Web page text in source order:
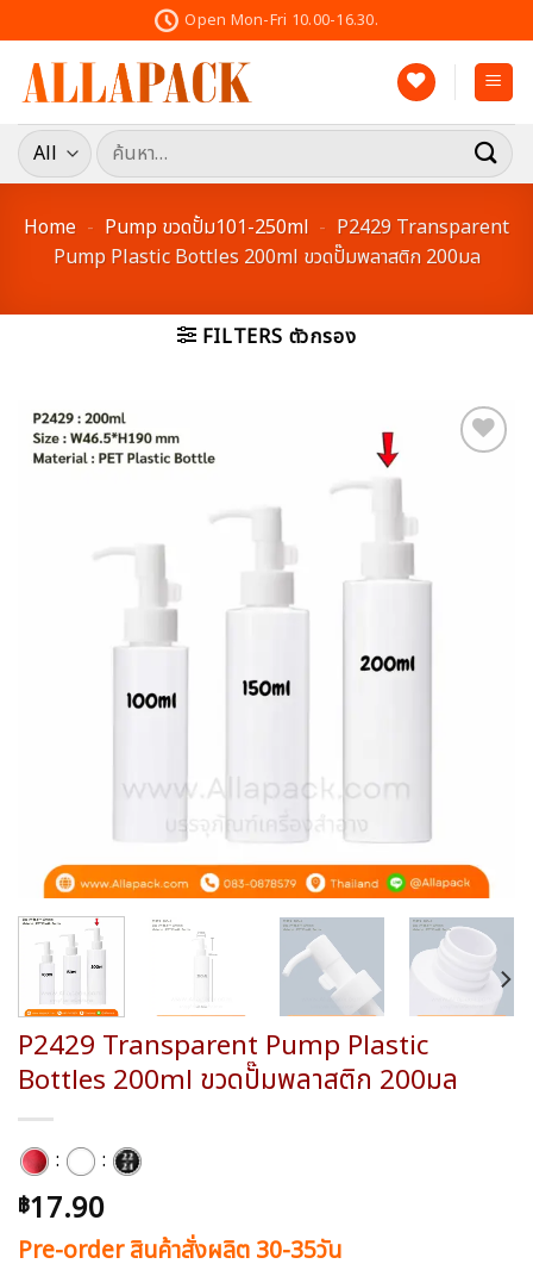
to
content
Open Mon-Fri 10.00-16.30.
ค้นหา:
Home - Pump ขวดปั้ม101-250ml - P2429 Transparent
Pump Plastic Bottles 200ml ขวดปั๊มพลาสติก 200มล
FILTERS ตัวกรอง
P2429 Transparent Pump Plastic
Bottles 200ml ขวดปั๊มพลาสติก 200มล
: :
฿17.90
Pre-order สินค้าสั่งผลิต 30-35วัน